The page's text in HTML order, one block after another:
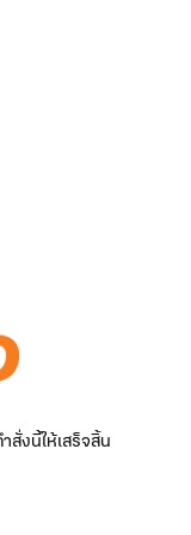
งนี้ให้เสร็จสิ้น